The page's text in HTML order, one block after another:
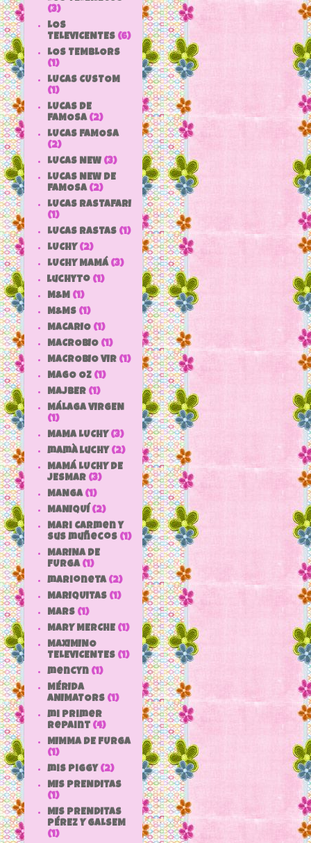
(3)
LOS
TELEVICENTES (6)
LOS TEMBLORS
(1)
LUCAS CUSTOM
(1)
LUCAS DE
FAMOSA (2)
LUCAS FAMOSA
(2)
LUCAS NEW (3)
LUCAS NEW DE
FAMOSA (2)
LUCAS RASTAFARI
(1)
LUCAS RASTAS (1)
LUCHY (2)
LUCHY MAMÁ (3)
luchyto (1)
M&M (1)
M&MS (1)
MACARIO (1)
MACROBIO (1)
MACROBIO VIR (1)
MAGO OZ (1)
MAJBER (1)
MÁLAGA VIRGEN
(1)
MAMA LUCHY (3)
mamà luchy (2)
MAMÁ LUCHY DE
JESMAR (3)
MANGA (1)
MANIQUÍ (2)
Mari Carmen y
sus muñecos (1)
MARINA DE
FURGA (1)
marioneta (2)
MARIQUITAS (1)
MARS (1)
MARY MERCHE (1)
MAXIMINO
TELEVICENTES (1)
mencyn (1)
MÉRIDA
ANIMATORS (1)
mi primer
repaint (4)
MIMMA DE FURGA
(1)
mis piggy (2)
MIS PRENDITAS
(1)
MIS PRENDITAS
PÉREZ Y GALSEM
(1)